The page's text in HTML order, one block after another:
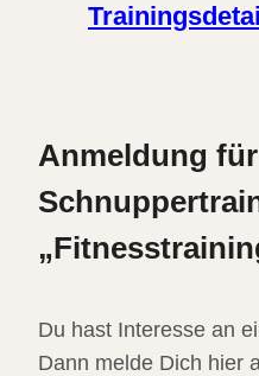
Anmeldung für
Du hast Interesse an
Dann melde Dich hier